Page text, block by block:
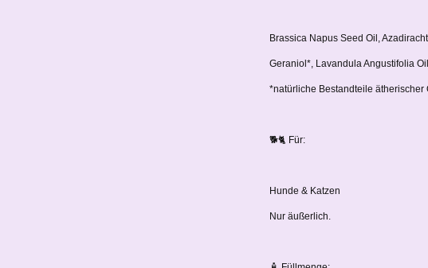
Brassica Napus Seed Oil,
Geraniol*, Lavandula Angustifolia
*natürliche Bestandteile ätherischer
🐕🐈 Für:
Hunde & Katzen
Nur äußerlich.